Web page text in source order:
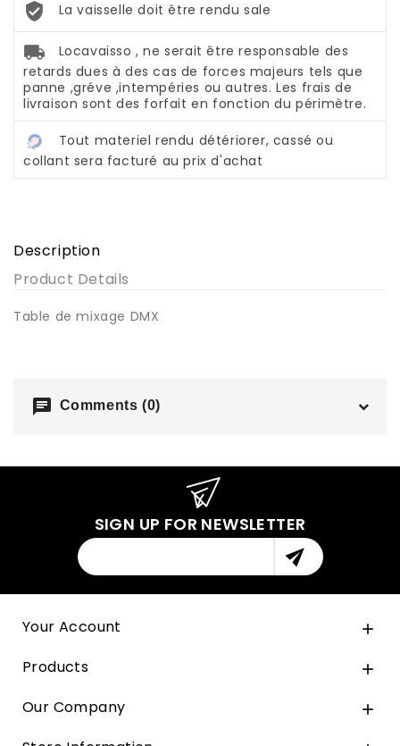
La vaisselle doit être rendu sale
Locavaisso , ne serait être responsable des
retards dues à des cas de forces majeurs tels que
panne ,gréve ,intempéries ou autres. Les frais de
livraison sont des forfait en fonction du périmètre.
Tout materiel rendu détériorer, cassé ou
collant sera facturé au prix d'achat
Description
Product Details
Table de mixage DMX
chat Comments (0)
SIGN UP FOR NEWSLETTER

Your Account 
Products 
Our Company 